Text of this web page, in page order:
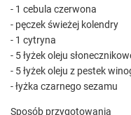
- 1 cebula czerwona
- pęczek świeżej kolendry
- 1 cytryna
- 5 łyżek oleju
- 5 łyżek oleju z pestek
- łyżka czarnego sezamu
Sposób przygotowania